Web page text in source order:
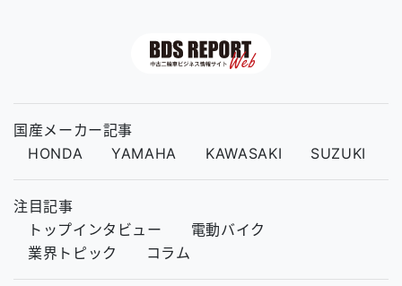
国産メーカー記事
HONDA
YAMAHA KAWASAKI SUZUKI
注目記事
トップインタビュー
電動バイク
業界トピック
コラム